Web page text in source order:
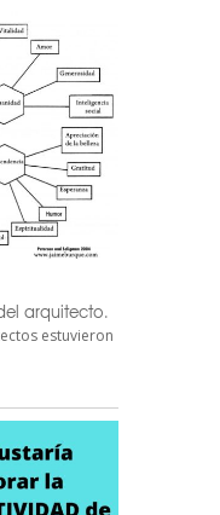
arquitecto.
estuvieron